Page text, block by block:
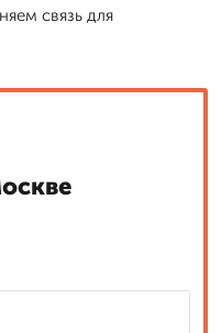
связь для